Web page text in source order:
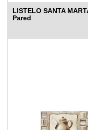
LISTELO SANTA
Pared